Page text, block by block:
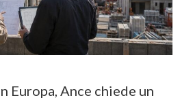
Europa, Ance chiede un